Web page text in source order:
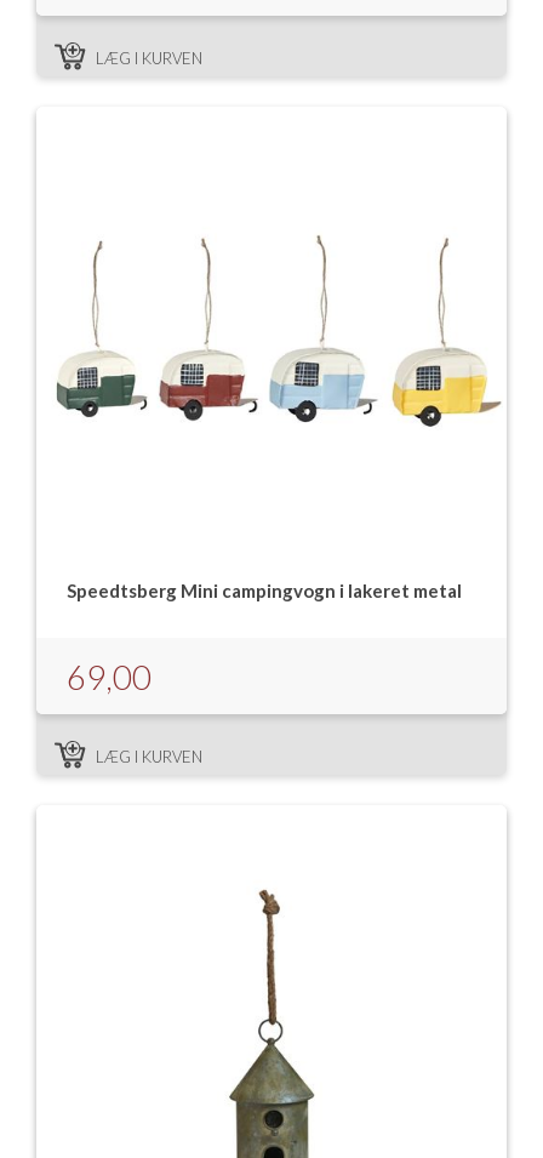
LÆG I KURVEN
Speedtsberg Mini campingvogn i lakeret metal
69,00
LÆG I KURVEN